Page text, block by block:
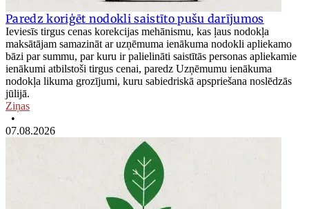
Paredz koriģēt nodokli saistīto pušu darījumos
Ieviesīs tirgus cenas korekcijas mehānismu, kas ļaus nodokļa
maksātājam samazināt ar uzņēmuma ienākuma nodokli apliekamo
bāzi par summu, par kuru ir palielināti saistītās personas apliekamie
ienākumi atbilstoši tirgus cenai, paredz Uzņēmumu ienākuma
nodokļa likuma grozījumi, kuru sabiedriskā apspriešana noslēdzās
jūlijā.
Ziņas
•
07.08.2026